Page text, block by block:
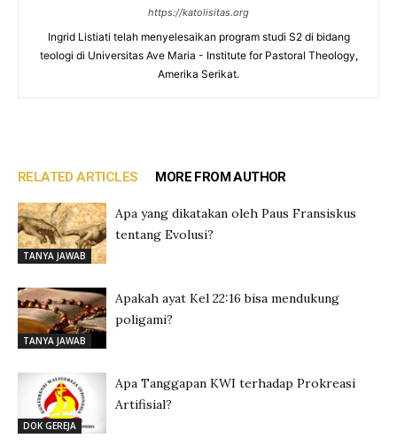
https://katolisitas.org
Ingrid Listiati telah menyelesaikan program studi S2 di bidang
teologi di Universitas Ave Maria - Institute for Pastoral Theology,
Amerika Serikat.
RELATED ARTICLES MORE FROM AUTHOR
TANYA JAWAB
Apa yang dikatakan oleh Paus Fransiskus
tentang Evolusi?
TANYA JAWAB
Apakah ayat Kel 22:16 bisa mendukung
poligami?
DOK GEREJA
Apa Tanggapan KWI terhadap Prokreasi
Artifisial?